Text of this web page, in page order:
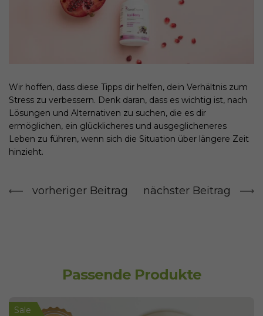
Wir hoffen, dass diese Tipps dir helfen, dein Verhältnis zum
Stress zu verbessern. Denk daran, dass es wichtig ist, nach
Lösungen und Alternativen zu suchen, die es dir
ermöglichen, ein glücklicheres und ausgeglicheneres
Leben zu führen, wenn sich die Situation über längere Zeit
hinzieht.
vorheriger Beitrag nächster Beitrag
Passende Produkte
Sale